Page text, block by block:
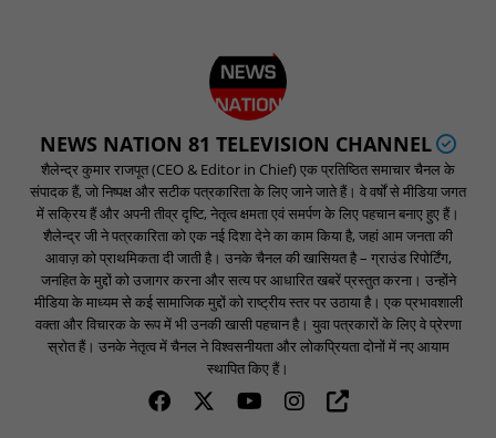
NEWS NATION 81 TELEVISION CHANNEL
शैलेन्द्र कुमार राजपूत (CEO & Editor in Chief) एक प्रतिष्ठित समाचार चैनल के
संपादक हैं, जो निष्पक्ष और सटीक पत्रकारिता के लिए जाने जाते हैं। वे वर्षों से मीडिया जगत
में सक्रिय हैं और अपनी तीव्र दृष्टि, नेतृत्व क्षमता एवं समर्पण के लिए पहचान बनाए हुए हैं।
शैलेन्द्र जी ने पत्रकारिता को एक नई दिशा देने का काम किया है, जहां आम जनता की
आवाज़ को प्राथमिकता दी जाती है। उनके चैनल की खासियत है – ग्राउंड रिपोर्टिंग,
जनहित के मुद्दों को उजागर करना और सत्य पर आधारित खबरें प्रस्तुत करना। उन्होंने
मीडिया के माध्यम से कई सामाजिक मुद्दों को राष्ट्रीय स्तर पर उठाया है। एक प्रभावशाली
वक्ता और विचारक के रूप में भी उनकी खासी पहचान है। युवा पत्रकारों के लिए वे प्रेरणा
स्रोत हैं। उनके नेतृत्व में चैनल ने विश्वसनीयता और लोकप्रियता दोनों में नए आयाम
स्थापित किए हैं।